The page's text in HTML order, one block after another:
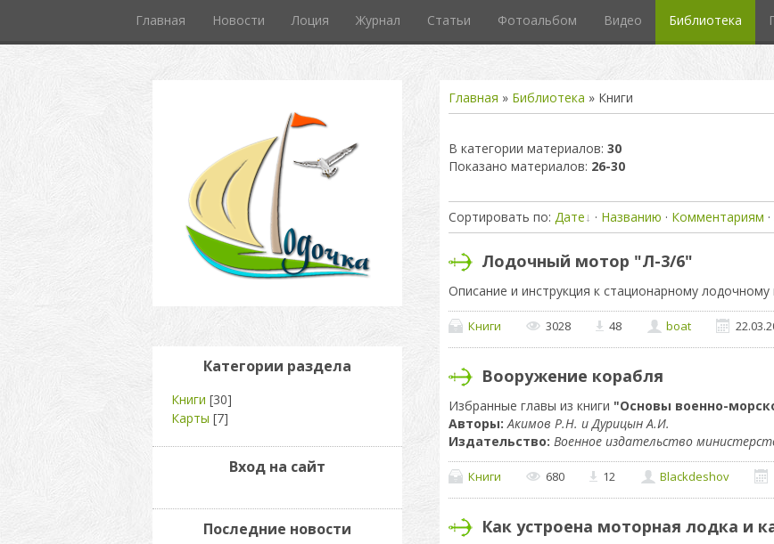
Главная Новости Лоция Журнал Статьи Фотоальбом Видео Библиотека
Главная » Библиотека » Книги
В категории материалов: 30
Показано материалов: 26-30
Сортировать по: Дате · Названию · Комментариям ·
Лодочный мотор "Л-3/6"
Описание и инструкция к стационарному
Книги 3028 48 boat
Вооружение корабля
Избранные главы из книги "Основы военно-
Авторы: Акимов Р.Н. и Дурицын А.И.
Издательство: Военное издательство
Книги 680 12 Blackdeshov
Как устроена моторная лодка и
Категории раздела
Книги [30]
Карты [7]
Вход на сайт
Последние новости